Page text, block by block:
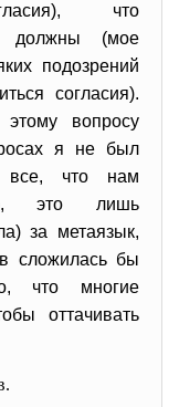
что
должны (мое
подозрений
согласия).
вопросу
я не был
все, что нам
это лишь
за метаязык,
сложилась бы
что многие
оттачивать